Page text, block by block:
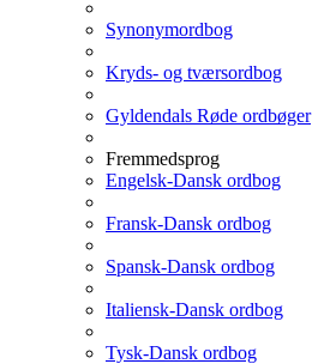
Synonymordbog
Kryds- og tværsordbog
Gyldendals Røde ordbøger
Fremmedsprog
Engelsk-Dansk ordbog
Fransk-Dansk ordbog
Spansk-Dansk ordbog
Italiensk-Dansk ordbog
Tysk-Dansk ordbog